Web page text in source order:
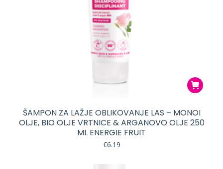
ŠAMPON ZA LAŽJE OBLIKOVANJE LAS – MONOI
OLJE, BIO OLJE VRTNICE & ARGANOVO OLJE 250
ML ENERGIE FRUIT
€6.19